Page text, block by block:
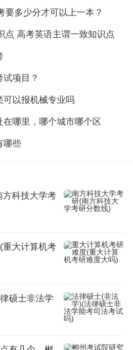
管部门规定的拟任职位所要求
间和考试时间
考试时间如下：
时间是在3-4月份，报名时间
试时间会安排在2023年11月
：00-11：00考行政职业能力
00考申论。
间为2024年1月，笔试时间公
17：00考申论。
关及其直属机构考试录用公务
部、人力资源和社会保障部、
要多少分才可以上一本？
点 高考英语主谓一致知识点
项目？
可以报机械专业吗
哪里，哪个城市哪个区
哪些
方科技大学考
重大计算机考
硕士非法学